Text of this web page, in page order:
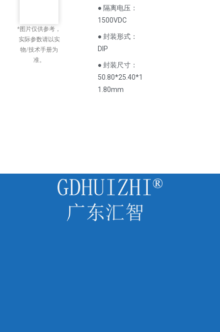
*图片仅供参考，
实际参数请以实
物/技术手册为
准。
● 隔离电压：
1500VDC
● 封装形式：
DIP
● 封装尺寸：
50.80*25.40*1
1.80mm